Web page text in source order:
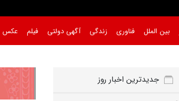
بین الملل فناوری زندگی آگهی دولتی فیلم عکس
جدیدترین اخبار روز